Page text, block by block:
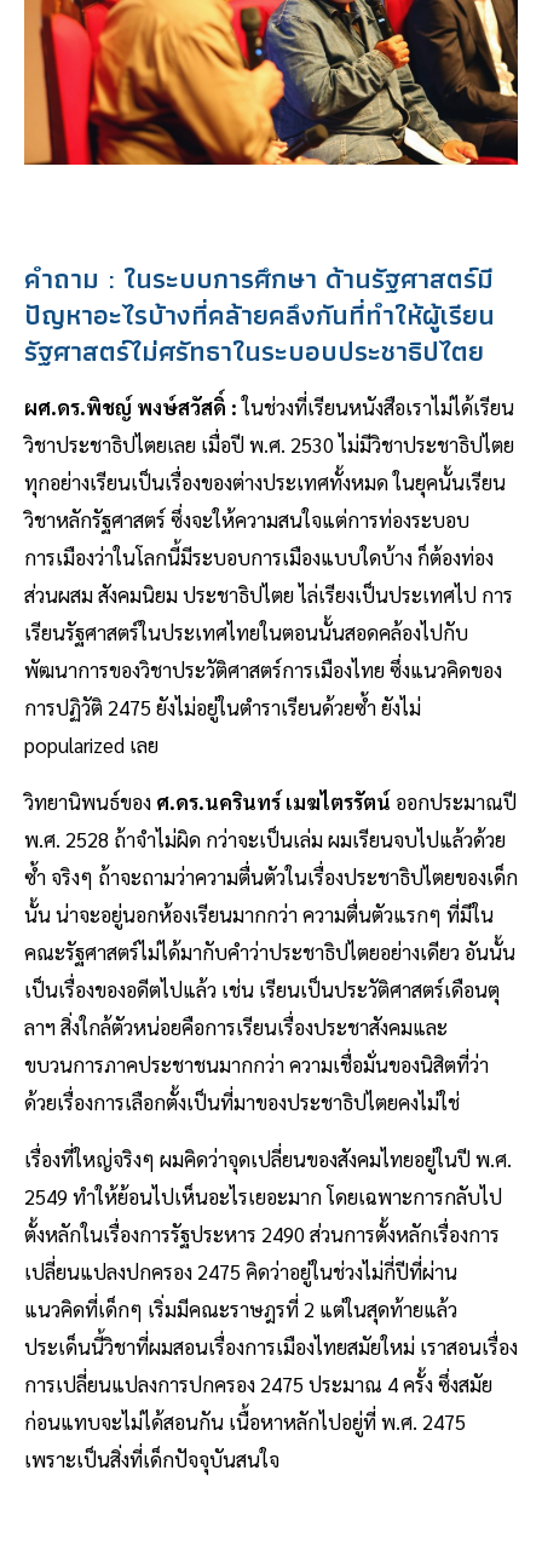
คำถาม : ในระบบการศึกษา ด้านรัฐศาสตร์มี
ปัญหาอะไรบ้างที่คล้ายคลึงกันที่ทำให้ผู้เรียน
รัฐศาสตร์ไม่ศรัทธาในระบอบประชาธิปไตย
ผศ.ดร.พิชญ์ พงษ์สวัสดิ์ :ในช่วงที่เรียนหนังสือเราไม่ได้เรียน
วิชาประชาธิปไตยเลย เมื่อปี พ.ศ. 2530 ไม่มีวิชาประชาธิปไตย
ทุกอย่างเรียนเป็นเรื่องของต่างประเทศทั้งหมด ในยุคนั้นเรียน
วิชาหลักรัฐศาสตร์ ซึ่งจะให้ความสนใจแต่การท่องระบอบ
การเมืองว่าในโลกนี้มีระบอบการเมืองแบบใดบ้าง ก็ต้องท่อง
ส่วนผสม สังคมนิยม ประชาธิปไตย ไล่เรียงเป็นประเทศไป การ
เรียนรัฐศาสตร์ในประเทศไทยในตอนนั้นสอดคล้องไปกับ
พัฒนาการของวิชาประวัติศาสตร์การเมืองไทย ซึ่งแนวคิดของ
การปฏิวัติ 2475 ยังไม่อยู่ในตำราเรียนด้วยซ้ำ ยังไม่
popularized เลย
วิทยานิพนธ์ของ ศ.ดร.นครินทร์ เมฆไตรรัตน์ ออกประมาณปี
พ.ศ. 2528 ถ้าจำไม่ผิด กว่าจะเป็นเล่ม ผมเรียนจบไปแล้วด้วย
ซ้ำ จริงๆ ถ้าจะถามว่าความตื่นตัวในเรื่องประชาธิปไตยของเด็ก
นั้น น่าจะอยู่นอกห้องเรียนมากกว่า ความตื่นตัวแรกๆ ที่มีใน
คณะรัฐศาสตร์ไม่ได้มากับคำว่าประชาธิปไตยอย่างเดียว อันนั้น
เป็นเรื่องของอดีตไปแล้ว เช่น เรียนเป็นประวัติศาสตร์เดือนตุ
ลาฯ สิ่งใกล้ตัวหน่อยคือการเรียนเรื่องประชาสังคมและ
ขบวนการภาคประชาชนมากกว่า ความเชื่อมั่นของนิสิตที่ว่า
ด้วยเรื่องการเลือกตั้งเป็นที่มาของประชาธิปไตยคงไม่ใช่
เรื่องที่ใหญ่จริงๆ ผมคิดว่าจุดเปลี่ยนของสังคมไทยอยู่ในปี พ.ศ.
2549 ทำให้ย้อนไปเห็นอะไรเยอะมาก โดยเฉพาะการกลับไป
ตั้งหลักในเรื่องการรัฐประหาร 2490 ส่วนการตั้งหลักเรื่องการ
เปลี่ยนแปลงปกครอง 2475 คิดว่าอยู่ในช่วงไม่กี่ปีที่ผ่าน
แนวคิดที่เด็กๆ เริ่มมีคณะราษฎรที่ 2 แต่ในสุดท้ายแล้ว
ประเด็นนี้วิชาที่ผมสอนเรื่องการเมืองไทยสมัยใหม่ เราสอนเรื่อง
การเปลี่ยนแปลงการปกครอง 2475 ประมาณ 4 ครั้ง ซึ่งสมัย
ก่อนแทบจะไม่ได้สอนกัน เนื้อหาหลักไปอยู่ที่ พ.ศ. 2475
เพราะเป็นสิ่งที่เด็กปัจจุบันสนใจ